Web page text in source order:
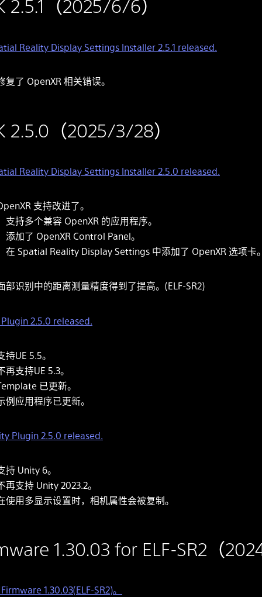
2.5.1（2025/6/6）
Reality Display Settings Installer 2.5.1 released.
复了 OpenXR 相关错误。
2.5.0（2025/3/28）
Reality Display Settings Installer 2.5.0 released.
支持改进了。
支持多个兼容 OpenXR 的应用程序。
添加了 OpenXR Control Panel。
在 Spatial Reality Display Settings 中添加了 OpenXR 选项卡
部识别中的距离测量精度得到了提高。(ELF-SR2)
Plugin 2.5.0 released.
持UE 5.5。
再支持UE 5.3。
已更新。
例应用程序已更新。
Plugin 2.5.0 released.
持 Unity 6。
再支持 Unity 2023.2。
使用多显示设置时，相机属性会被复制。
1.30.03 for ELF-SR2（
1.30.03(ELF-SR2)。